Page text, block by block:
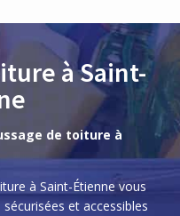
à Saint-
de toiture à
à Saint-Étienne vous
et accessibles